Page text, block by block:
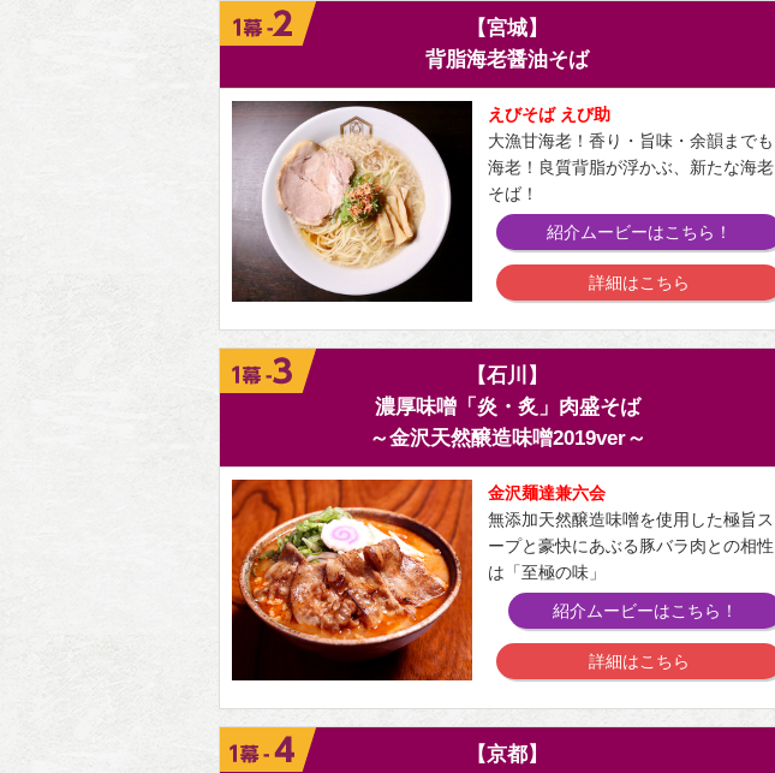
【宮城】
背脂海老醤油そば
えびそば えび助
大漁甘海老！香り・旨味・余韻までも
海老！良質背脂が浮かぶ、新たな海老
そば！
紹介ムービーはこちら！
詳細はこちら
【石川】
濃厚味噌「炎・炙」肉盛そば
～金沢天然醸造味噌2019ver～
金沢麺達兼六会
無添加天然醸造味噌を使用した極旨ス
ープと豪快にあぶる豚バラ肉との相性
は「至極の味」
紹介ムービーはこちら！
詳細はこちら
【京都】